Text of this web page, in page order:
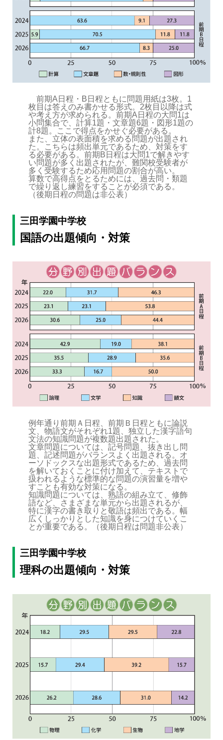
前期A日程・B日程ともに問題用紙は3枚。1
枚目は答えのみ書かせる形式。2枚目以降は式
や考え方が求められる。前期A日程の大問1は
小問集合で、計算1題・文章題6題・図形1題の
計8題。ここで得点をかせぐ必要がある。
また、立体の表面積を求める問題が出題され
た。こちらは頻出単元であるため、対策をす
る必要がある。前期B日程は大問1で解きやす
い問題が多く出題されたが、難関校受験者が
多く受験するため応用問題の割合が高い。
算数で高得点をとるためには、過去問・類題
で繰り返し練習をすることが必須である。
（後期日程の問題は非公表）
三田学園中学校
国語の出題傾向・対策
例年通り前期Ａ日程、前期Ｂ日程ともに論説
文、物語文がそれぞれ1題、独立した漢字語句
文法の知識問題が複数題出題された。
文章問題については、記号問題、抜き出し問
題、記述問題がバランスよく出題される。オ
ーソドックスな出題形式であるため、過去問
を解いておくことに付け加えて、テキストで
扱われるような標準的な問題の演習量を増や
すことも有効な対策になる。
知識問題については、熟語の組み立て、修飾
語など、さまざまな単元から出題されるが、
特に漢字の書き取りと敬語は頻出である。幅
広くしっかりとした知識を身につけていくこ
とが重要である。（後期日程は問題非公表）
三田学園中学校
理科の出題傾向・対策